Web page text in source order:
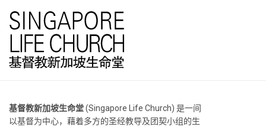
基督教新加坡生命堂(Singapore Life Church) 是一间
以基督为中心，藉着多方的圣经教导及团契小组的生